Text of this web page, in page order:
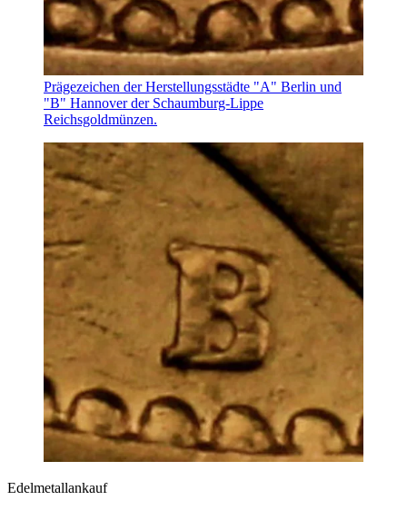
Prägezeichen der Herstellungsstädte "A" Berlin und
"B" Hannover der Schaumburg-Lippe
Reichsgoldmünzen.
Edelmetallankauf